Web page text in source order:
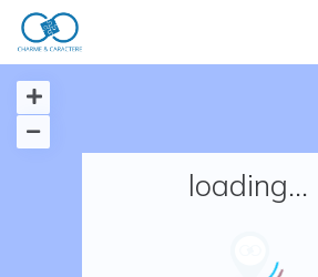
Accueil
Nos adresses en France
loading...